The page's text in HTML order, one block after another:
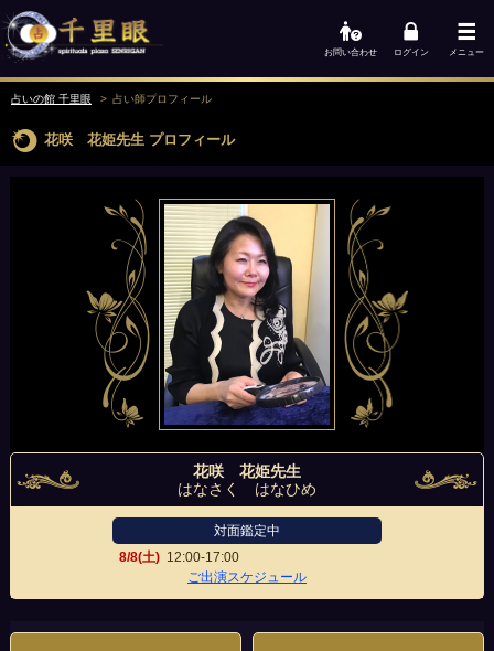
お問い合わせ ログイン メニュー
占いの館 千里眼 占い師プロフィール
花咲 花姫先生 プロフィール
花咲 花姫先生
はなさく はなひめ
対面鑑定中
8/8(土) 12:00-17:00
ご出演スケジュール